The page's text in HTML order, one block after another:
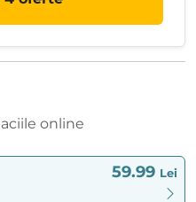
online
59.99 Lei